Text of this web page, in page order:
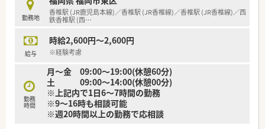
【法人特徴について】
■大手総合小売業社とドラッグストア大手が共同出資して設立
です。
■2030年までに九州全域で200店舗の出店を目指しており、売
す。
■福岡県や熊本県を中心に新規店舗を続々と展開しており、地域
に根ざしながら新しい薬局の形を創造している勢いのある企業
です。
勤務地
香椎駅 (JR鹿児島本線)／香椎駅 (JR香椎線)／香椎駅 (JR香椎線)／西
鉄香椎駅 (西…
給与
時給2,600円～2,600円
※経験考慮
勤務
時間
月～金 09:00～19:00(休憩60分)
土 09:00～14:00(休憩00分)
※上記内で1日6～7時間の勤務
※9～16時も相談可能
※週20時間以上の勤務で応相談